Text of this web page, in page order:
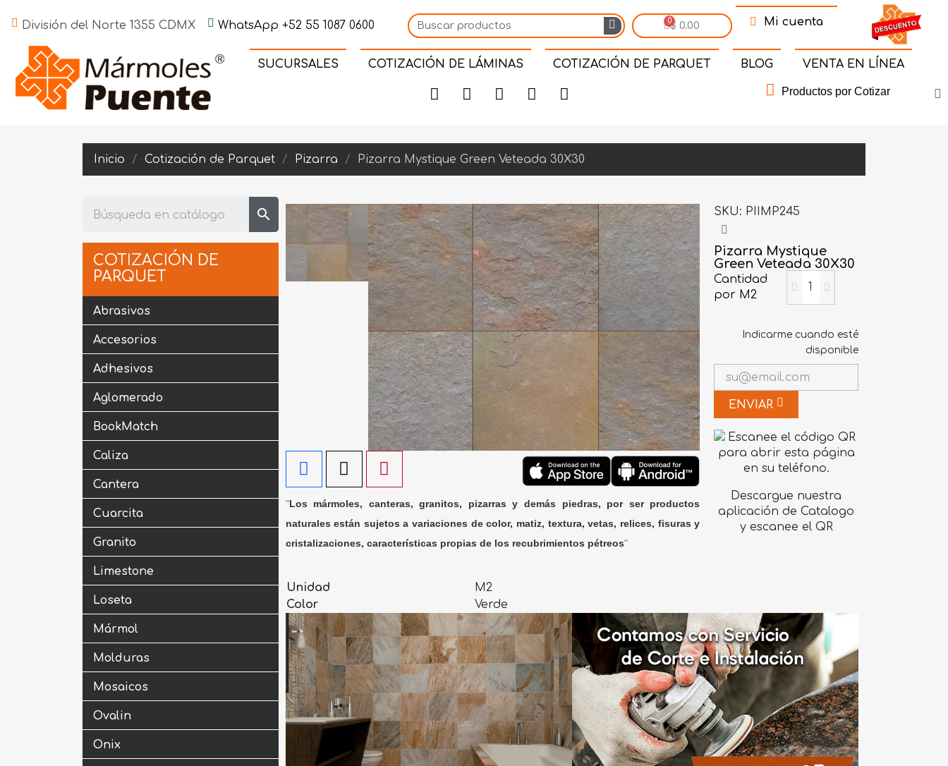
División del Norte 1355 CDMX WhatsApp +52 55 1087 0600 $ 0.00 Mi cuenta
SUCURSALES COTIZACIÓN DE LÁMINAS COTIZACIÓN DE PARQUET BLOG VENTA EN LÍNEA
Productos por Cotizar
Inicio Cotización de Parquet Pizarra Pizarra Mystique Green Veteada 30X30
search
COTIZACIÓN DE
PARQUET
Abrasivos
Accesorios
Adhesivos
Aglomerado
BookMatch
Caliza
Cantera
Cuarcita
Granito
Limestone
Loseta
Mármol
Molduras
Mosaicos
Ovalin
Onix
"Los mármoles, canteras, granitos, pizarras y demás piedras, por ser productos
naturales están sujetos a variaciones de color, matiz, textura, vetas, relices, fisuras y
cristalizaciones, características propias de los recubrimientos pétreos"
SKU PIIMP245
Pizarra Mystique
Green Veteada 30X30
Cantidad
por M2
Indicarme cuando esté
disponible
ENVIAR
Descargue nuestra
aplicación de Catalogo
y escanee el QR
Unidad
M2
Color
Verde